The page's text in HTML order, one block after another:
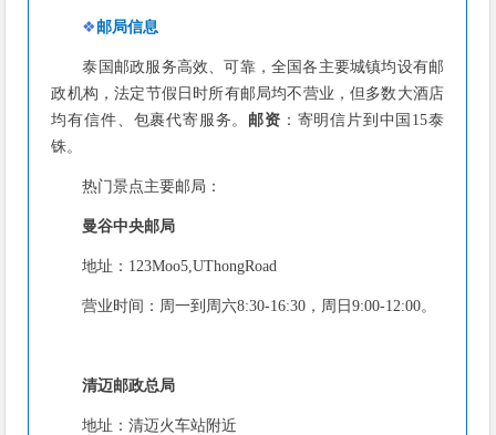
❖ 邮局信息
泰国邮政服务高效、可靠，全国各主要城镇均设有邮
政机构，法定节假日时所有邮局均不营业，但多数大酒店
均有信件、包裹代寄服务。 邮资 ：寄明信片到中国15泰
铢。
热门景点主要邮局：
曼谷中央邮局
地址：123Moo5,UThongRoad
营业时间：周一到周六8:30-16:30，周日9:00-12:00。
清迈邮政总局
地址：清迈火车站附近